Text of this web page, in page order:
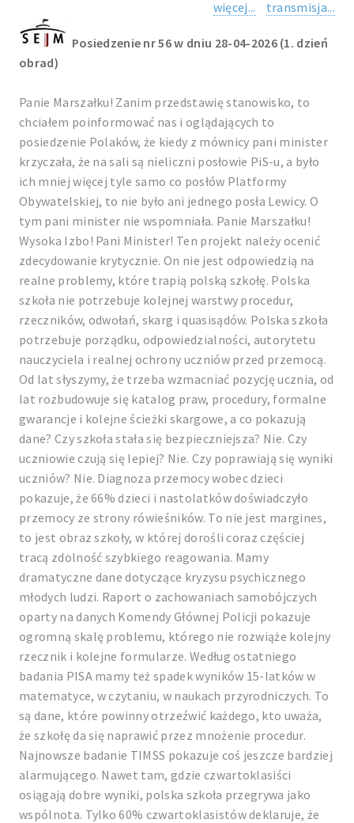
więcej... transmisja...
Posiedzenie nr 56 w dniu 28-04-2026 (1. dzień
obrad)
Panie Marszałku! Zanim przedstawię stanowisko, to
chciałem poinformować nas i oglądających to
posiedzenie Polaków, że kiedy z mównicy pani minister
krzyczała, że na sali są nieliczni posłowie PiS-u, a było
ich mniej więcej tyle samo co posłów Platformy
Obywatelskiej, to nie było ani jednego posła Lewicy. O
tym pani minister nie wspomniała. Panie Marszałku!
Wysoka Izbo! Pani Minister! Ten projekt należy ocenić
zdecydowanie krytycznie. On nie jest odpowiedzią na
realne problemy, które trapią polską szkołę. Polska
szkoła nie potrzebuje kolejnej warstwy procedur,
rzeczników, odwołań, skarg i quasisądów. Polska szkoła
potrzebuje porządku, odpowiedzialności, autorytetu
nauczyciela i realnej ochrony uczniów przed przemocą.
Od lat słyszymy, że trzeba wzmacniać pozycję ucznia, od
lat rozbudowuje się katalog praw, procedury, formalne
gwarancje i kolejne ścieżki skargowe, a co pokazują
dane? Czy szkoła stała się bezpieczniejsza? Nie. Czy
uczniowie czują się lepiej? Nie. Czy poprawiają się wyniki
uczniów? Nie. Diagnoza przemocy wobec dzieci
pokazuje, że 66% dzieci i nastolatków doświadczyło
przemocy ze strony rówieśników. To nie jest margines,
to jest obraz szkoły, w której dorośli coraz częściej
tracą zdolność szybkiego reagowania. Mamy
dramatyczne dane dotyczące kryzysu psychicznego
młodych ludzi. Raport o zachowaniach samobójczych
oparty na danych Komendy Głównej Policji pokazuje
ogromną skalę problemu, którego nie rozwiąże kolejny
rzecznik i kolejne formularze. Według ostatniego
badania PISA mamy też spadek wyników 15-latków w
matematyce, w czytaniu, w naukach przyrodniczych. To
są dane, które powinny otrzeźwić każdego, kto uważa,
że szkołę da się naprawić przez mnożenie procedur.
Najnowsze badanie TIMSS pokazuje coś jeszcze bardziej
alarmującego. Nawet tam, gdzie czwartoklasiści
osiągają dobre wyniki, polska szkoła przegrywa jako
wspólnota. Tylko 60% czwartoklasistów deklaruje, że